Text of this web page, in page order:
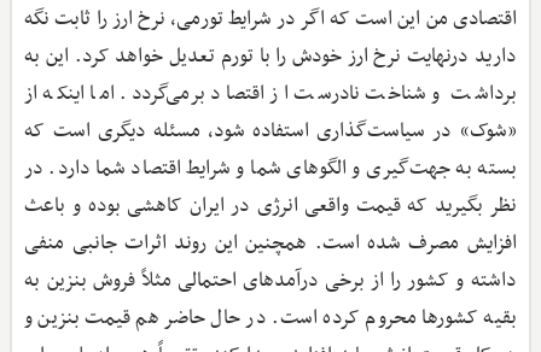
اقتصادی من این است که اگر در شرایط تورمی، نرخ ارز را ثابت نگه
دارید درنهایت نرخ ارز خودش را با تورم تعدیل خواهد کرد. این به
برداشت و شناخت نادرست از اقتصاد برمی‌گردد. اما اینکه از
«شوک» در سیاست‌گذاری استفاده شود، مسئله دیگری است که
بسته به جهت‌گیری و الگو‌های شما و شرایط اقتصاد شما دارد. در
نظر بگیرید که قیمت واقعی انرژی در ایران کاهشی بوده و باعث
افزایش مصرف شده است. همچنین این روند اثرات جانبی منفی
داشته و کشور را از برخی درآمدهای احتمالی مثلاً فروش بنزین به
بقیه کشورها محروم کرده است. در حال حاضر هم قیمت بنزین و